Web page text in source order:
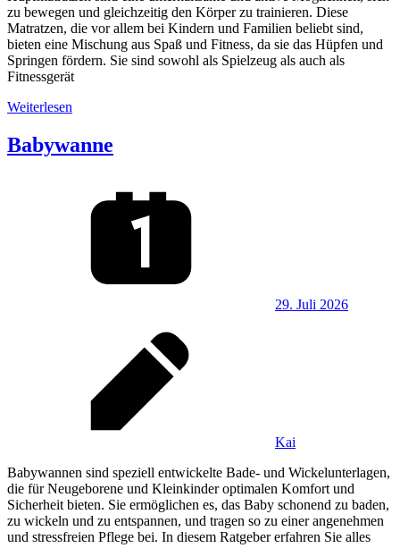
zu bewegen und gleichzeitig den Körper zu trainieren. Diese
Matratzen, die vor allem bei Kindern und Familien beliebt sind,
bieten eine Mischung aus Spaß und Fitness, da sie das Hüpfen und
Springen fördern. Sie sind sowohl als Spielzeug als auch als
Fitnessgerät
Weiterlesen
Babywanne
29. Juli 2026
Kai
Babywannen sind speziell entwickelte Bade- und Wickelunterlagen,
die für Neugeborene und Kleinkinder optimalen Komfort und
Sicherheit bieten. Sie ermöglichen es, das Baby schonend zu baden,
zu wickeln und zu entspannen, und tragen so zu einer angenehmen
und stressfreien Pflege bei. In diesem Ratgeber erfahren Sie alles